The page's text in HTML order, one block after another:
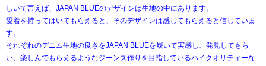
しいて言えば、JAPAN BLUEのデザインは生地の中にあります。
愛着を持ってはいてもらえると、そのデザインは感じてもらえると信じていま
す。
それぞれのデニム生地の良さをJAPAN BLUEを履いて実感し、発見してもら
い、楽しんでもらえるようなジーンズ作りを目指しているハイクオリティーな